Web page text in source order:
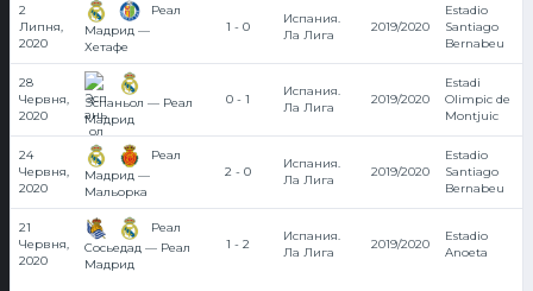
2
Липня,
2020
Реал
Мадрид —
Хетафе
1 - 0
Испания.
Ла Лига
2019/2020
Estadio
Santiago
Bernabeu
28
Червня,
2020
Эспаньол — Реал
Мадрид
0 - 1
Испания.
Ла Лига
2019/2020
Estadi
Olimpic de
Montjuic
24
Червня,
2020
Реал
Мадрид —
Мальорка
2 - 0
Испания.
Ла Лига
2019/2020
Estadio
Santiago
Bernabeu
21
Червня,
2020
Реал
Сосьедад — Реал
Мадрид
1 - 2
Испания.
Ла Лига
2019/2020
Estadio
Anoeta